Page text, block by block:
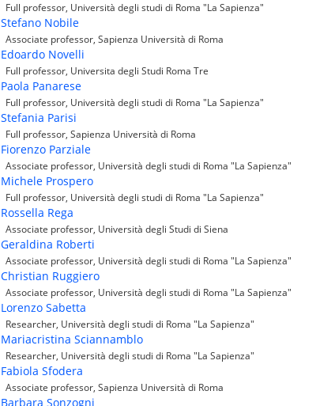
Full professor, Università degli studi di Roma "La Sapienza"
Stefano Nobile
Associate professor, Sapienza Università di Roma
Edoardo Novelli
Full professor, Universita degli Studi Roma Tre
Paola Panarese
Full professor, Università degli studi di Roma "La Sapienza"
Stefania Parisi
Full professor, Sapienza Università di Roma
Fiorenzo Parziale
Associate professor, Università degli studi di Roma "La Sapienza"
Michele Prospero
Full professor, Università degli studi di Roma "La Sapienza"
Rossella Rega
Associate professor, Università degli Studi di Siena
Geraldina Roberti
Associate professor, Università degli studi di Roma "La Sapienza"
Christian Ruggiero
Associate professor, Università degli studi di Roma "La Sapienza"
Lorenzo Sabetta
Researcher, Università degli studi di Roma "La Sapienza"
Mariacristina Sciannamblo
Researcher, Università degli studi di Roma "La Sapienza"
Fabiola Sfodera
Associate professor, Sapienza Università di Roma
Barbara Sonzogni